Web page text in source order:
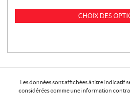
CHOIX DES
Les données sont affichées à titre indicatif
considérées comme une information